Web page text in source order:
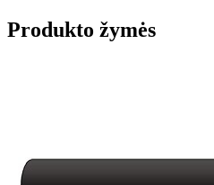
Produkto žymės